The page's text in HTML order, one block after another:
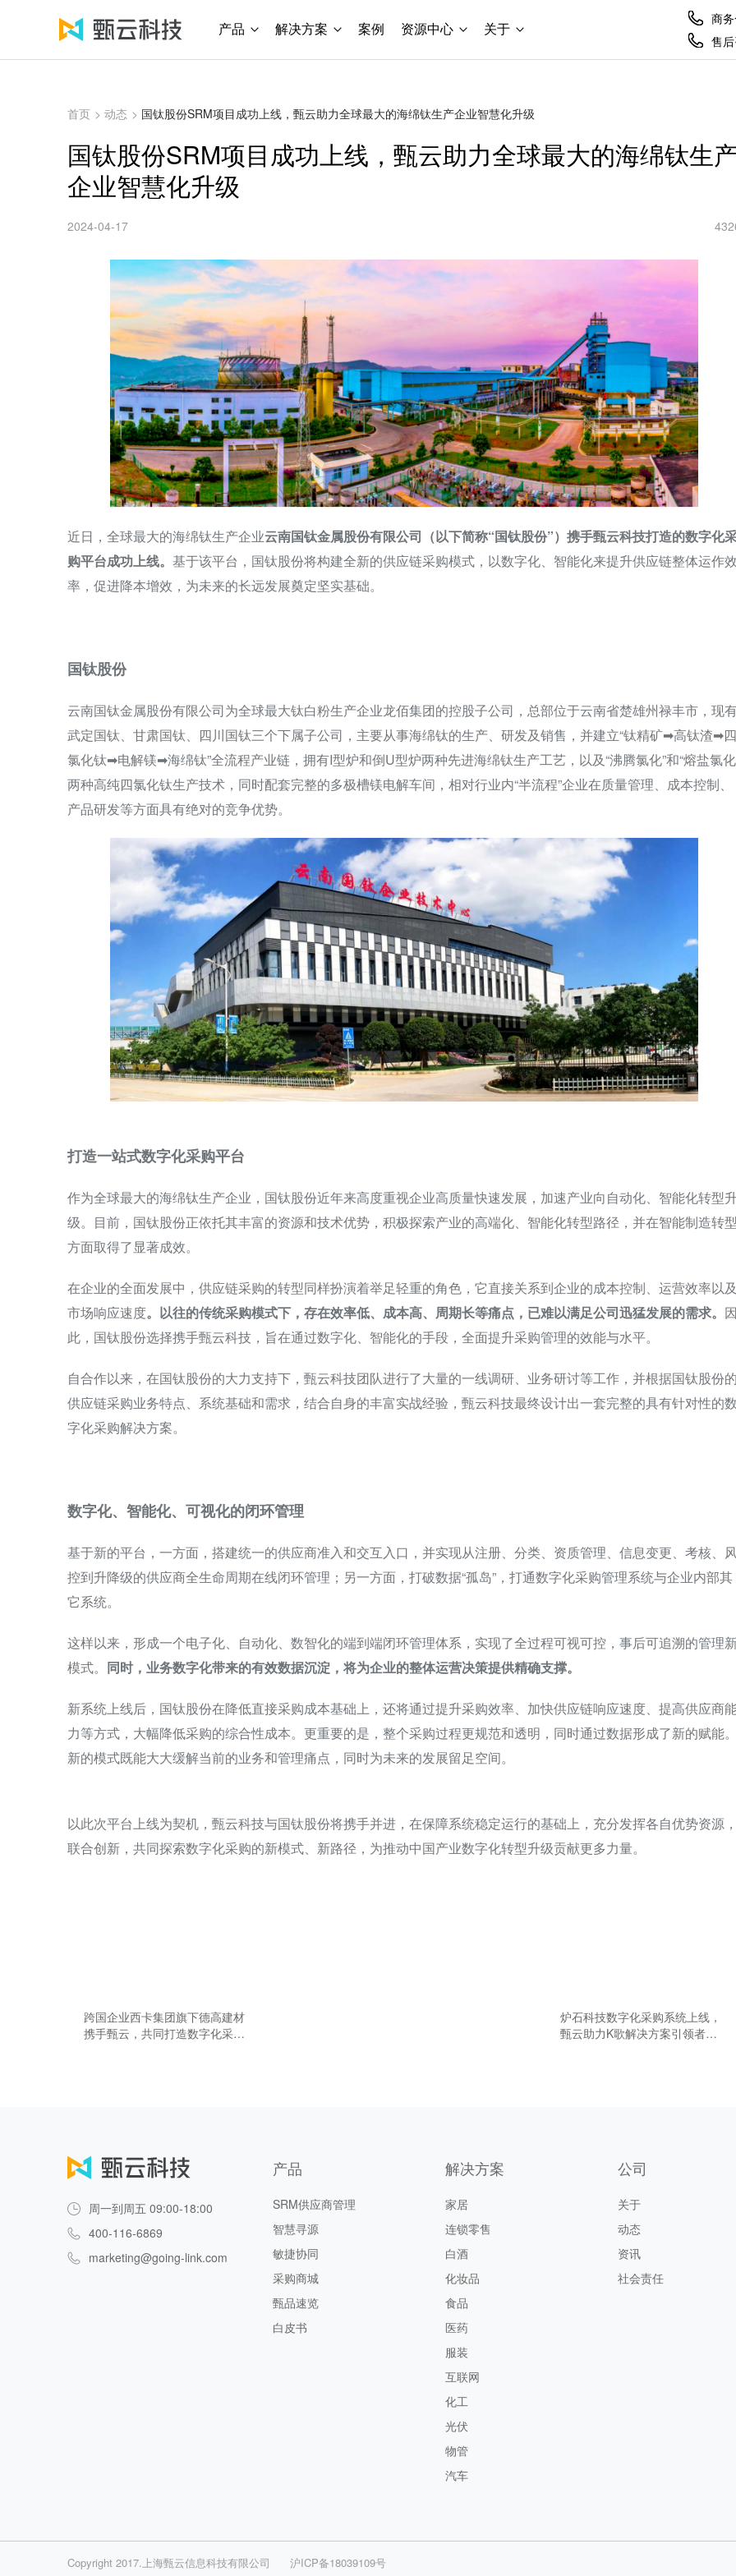
产品 解决方案 案例 资源中心 关于
商
售
首页 > 动态 > 国钛股份SRM项目成功上线，甄云助力全球最大的海绵钛生产企业智慧化升级
国钛股份SRM项目成功上线，甄云助力全球最大的海绵钛生
企业智慧化升级
2024-04-17
近日，全球最大的海绵钛生产企业云南国钛金属股份有限公司（以下简称“国钛股份”）携手甄云科技打造的数字化
购平台成功上线。 基于该平台，国钛股份将构建全新的供应链采购模式，以数字化、智能化来提升供应链整体运作效
率，促进降本增效，为未来的长远发展奠定坚实基础。
国钛股份
云南国钛金属股份有限公司为全球最大钛白粉生产企业龙佰集团的控股子公司，总部位于云南省楚雄州禄丰市，现
武定国钛、甘肃国钛、四川国钛三个下属子公司，主要从事海绵钛的生产、研发及销售，并建立“钛精矿➡高钛渣➡四
氯化钛➡电解镁➡海绵钛”全流程产业链，拥有I型炉和倒U型炉两种先进海绵钛生产工艺，以及“沸腾氯化”和“熔盐氯
两种高纯四氯化钛生产技术，同时配套完整的多极槽镁电解车间，相对行业内“半流程”企业在质量管理、成本控制、
产品研发等方面具有绝对的竞争优势。
打造一站式数字化采购平台
作为全球最大的海绵钛生产企业，国钛股份近年来高度重视企业高质量快速发展，加速产业向自动化、智能化转型
级。目前，国钛股份正依托其丰富的资源和技术优势，积极探索产业的高端化、智能化转型路径，并在智能制造转型
方面取得了显著成效。
在企业的全面发展中，供应链采购的转型同样扮演着举足轻重的角色，它直接关系到企业的成本控制、运营效率以及
市场响应速度。以往的传统采购模式下，存在效率低、成本高、周期长等痛点，已难以满足公司迅猛发展的需求。 因
此，国钛股份选择携手甄云科技，旨在通过数字化、智能化的手段，全面提升采购管理的效能与水平。
自合作以来，在国钛股份的大力支持下，甄云科技团队进行了大量的一线调研、业务研讨等工作，并根据国钛股份的
供应链采购业务特点、系统基础和需求，结合自身的丰富实战经验，甄云科技最终设计出一套完整的具有针对性的数
字化采购解决方案。
数字化、智能化、可视化的闭环管理
基于新的平台，一方面，搭建统一的供应商准入和交互入口，并实现从注册、分类、资质管理、信息变更、考核、
控到升降级的供应商全生命周期在线闭环管理；另一方面，打破数据“孤岛”，打通数字化采购管理系统与企业内部其
它系统。
这样以来，形成一个电子化、自动化、数智化的端到端闭环管理体系，实现了全过程可视可控，事后可追溯的管理
模式。 同时，业务数字化带来的有效数据沉淀，将为企业的整体运营决策提供精确支撑。
新系统上线后，国钛股份在降低直接采购成本基础上，还将通过提升采购效率、加快供应链响应速度、提高供应商
力等方式，大幅降低采购的综合性成本。更重要的是，整个采购过程更规范和透明，同时通过数据形成了新的赋能。
新的模式既能大大缓解当前的业务和管理痛点，同时为未来的发展留足空间。
以此次平台上线为契机，甄云科技与国钛股份将携手并进，在保障系统稳定运行的基础上，充分发挥各自优势资源，
联合创新，共同探索数字化采购的新模式、新路径，为推动中国产业数字化转型升级贡献更多力量。
跨国企业西卡集团旗下德高建材
携手甄云，共同打造数字化采购
炉石科技数字化采购系统上线，
甄云助力K歌解决方案引领者数
周一到周五 09:00-18:00
400-116-6869
marketing@going-link.com
产品
SRM供应商管理
智慧寻源
敏捷协同
采购商城
甄品速览
白皮书
解决方案
家居
连锁零售
白酒
化妆品
食品
医药
服装
互联网
化工
光伏
物管
汽车
公司
关于
动态
资讯
社会责任
Copyright 2017.上海甄云信息科技有限公司 沪ICP备18039109号